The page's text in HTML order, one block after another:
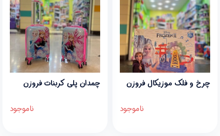
چرخ و فلک موزیکال فروزن
ناموجود
چمدان پلی کربنات فروزن
ناموجود